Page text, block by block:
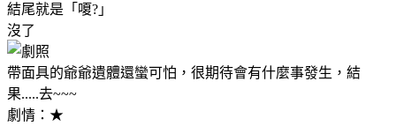
結尾就是「嗄?」
沒了
帶面具的爺爺遺體還蠻可怕，很期待會有什麼事發生，結
果.....去~~~
劇情：★